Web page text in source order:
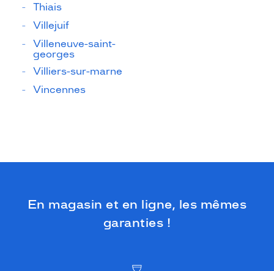
Thiais
Villejuif
Villeneuve-saint-
georges
Villiers-sur-marne
Vincennes
En magasin et en ligne, les mêmes
garanties !